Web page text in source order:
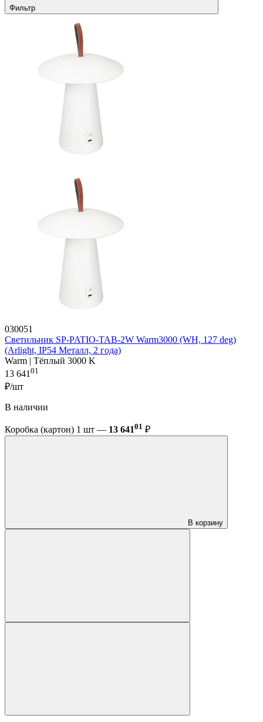
Фильтр
030051
Светильник SP-PATIO-TAB-2W Warm3000 (WH, 127 deg)
(Arlight, IP54 Металл, 2 года)
Warm | Тёплый 3000 K
13 64101
₽/шт
В наличии
Коробка (картон) 1 шт — 13 64101 ₽
В корзину